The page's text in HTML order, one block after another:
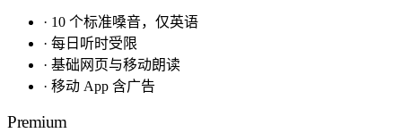
· 10 个标准嗓音，仅英语
· 每日听时受限
· 基础网页与移动朗读
· 移动 App 含广告
Premium